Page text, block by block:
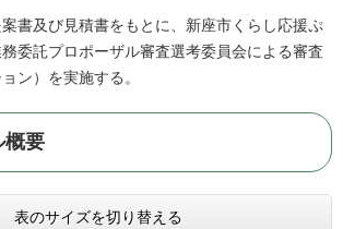
書及び見積書をもとに、新座市くらし応援ぷ
委託プロポーザル審査選考委員会による審査
ン）を実施する。
概要
表のサイズを切り替える